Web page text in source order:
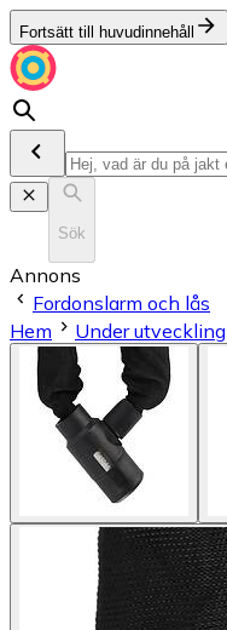
Fortsätt till huvudinnehåll
Sök
Annons
Fordonslarm och lås
Hem
Under utveckling